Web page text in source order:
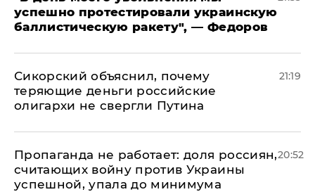
успешно протестировали украинскую
баллистическую ракету", — Федоров
Сикорский объяснил, почему
теряющие деньги российские
олигархи не свергли Путина
21:19
​Пропаганда не работает: доля россиян,
считающих войну против Украины
успешной, упала до минимума
20:52